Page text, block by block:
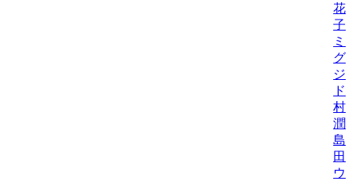
花
子/
ミ
グ
ジ
ド
村
潤/
島
田
ウ